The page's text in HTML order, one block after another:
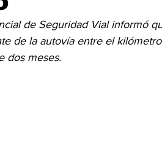
de Fútbol
de Seguridad Vial informó
de la autovía entre el
dos meses.